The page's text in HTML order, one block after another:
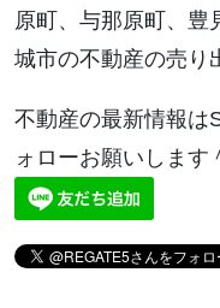
原町、与那原町、豊
城市の不動産の売り
不動産の最新情報は
ォローお願いします